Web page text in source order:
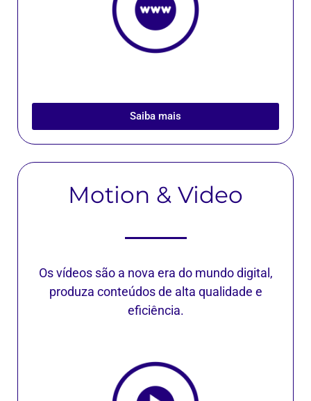
Saiba mais
Motion & Video
Os vídeos são a nova era do mundo digital,
produza conteúdos de alta qualidade e
eficiência.